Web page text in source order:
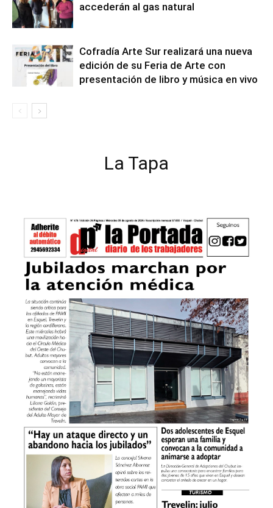
accederán al gas natural
Cofradía Arte Sur realizará una nueva
edición de su Feria de Arte con
presentación de libro y música en vivo
La Tapa